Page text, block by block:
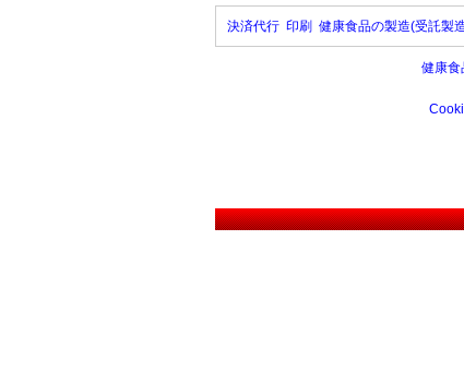
決済代行 印刷 健康食品の製造(受託製
健康食